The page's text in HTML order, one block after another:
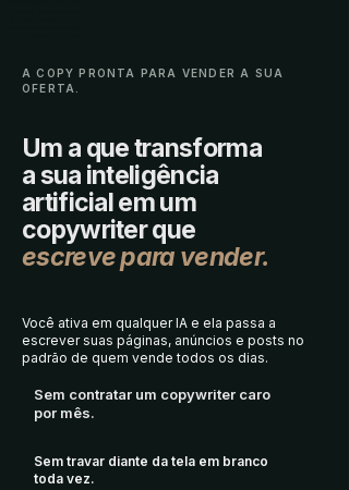
A COPY PRONTA PARA VENDER A SUA
OFERTA.
Um a que transforma
a sua inteligência
artificial em um
copywriter que
escreve para vender.
Você ativa em qualquer IA e ela passa a
escrever suas páginas, anúncios e posts no
padrão de quem vende todos os dias.
Sem contratar um copywriter caro
por mês.
Sem travar diante da tela em branco
toda vez.